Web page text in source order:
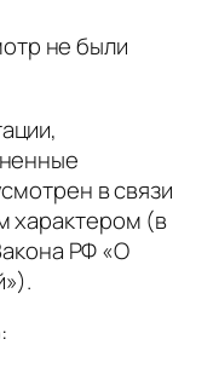
не были
в связи
характером (в
РФ «О